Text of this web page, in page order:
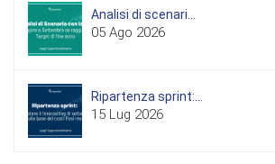
Analisi di scenari...
05 Ago 2026
Ripartenza sprint:...
15 Lug 2026